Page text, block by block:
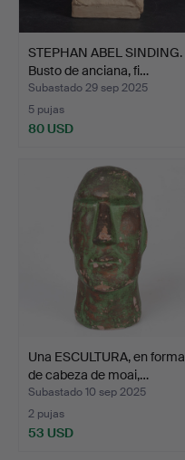
STEPHAN ABEL SINDING.
Busto de anciana, fi…
Subastado 29 sep 2025
5 pujas
80 USD
Una ESCULTURA, en forma
de cabeza de moai,…
Subastado 10 sep 2025
2 pujas
53 USD